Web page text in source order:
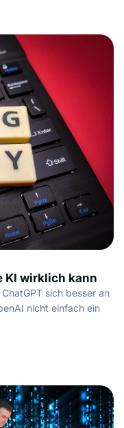
KI wirklich kann
sich besser an
nicht einfach ein